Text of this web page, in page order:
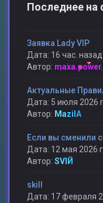
Последнее на
Заявка Lady VIP
Дата: 16 час. назад
Автор: maxa.power
Актуальные
Дата: 5 июля 2026
Автор: MazilA
Дата: 12 мая 2026
Автор: SVIЙ
skill
Дата: 17 февраля